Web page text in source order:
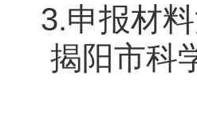
材料
揭阳市科